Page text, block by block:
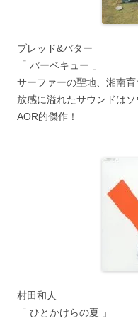
ブレッド&バター
「 バーベキュー 」
サーファーの聖地、湘南
放感に溢れたサウンドは
AOR的傑作！
村田和人
「 ひとかけらの夏 」